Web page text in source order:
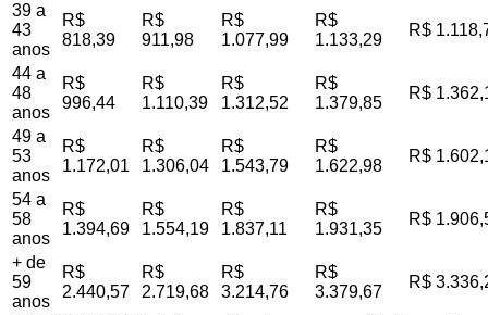
39 a
43
anos
R$
818,39
R$
911,98
R$
1.077,99
R$
1.133,29
R$
44 a
48
anos
R$
996,44
R$
1.110,39
R$
1.312,52
R$
1.379,85
R$
49 a
53
anos
R$
1.172,01
R$
1.306,04
R$
1.543,79
R$
1.622,98
R$
54 a
58
anos
R$
1.394,69
R$
1.554,19
R$
1.837,11
R$
1.931,35
R$
+ de
59
anos
R$
2.440,57
R$
2.719,68
R$
3.214,76
R$
3.379,67
R$